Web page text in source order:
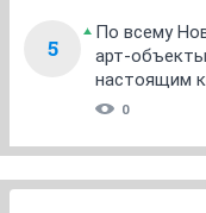
5
По всему
арт-
настоящим
0